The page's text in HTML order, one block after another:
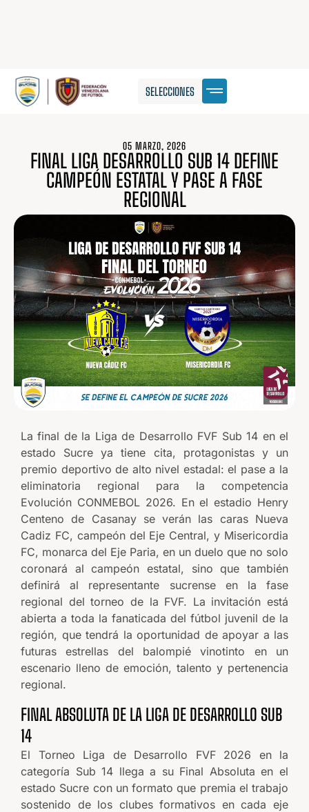
SELECCIONES
05 MARZO, 2026
FINAL LIGA DESARROLLO SUB 14 DEFINE
CAMPEÓN ESTATAL Y PASE A FASE
REGIONAL
La final de la Liga de Desarrollo FVF Sub 14 en el
estado Sucre ya tiene cita, protagonistas y un
premio deportivo de alto nivel estadal: el pase a la
eliminatoria regional para la competencia
Evolución CONMEBOL 2026. En el estadio Henry
Centeno de Casanay se verán las caras Nueva
Cadiz FC, campeón del Eje Central, y Misericordia
FC, monarca del Eje Paria, en un duelo que no solo
coronará al campeón estatal, sino que también
definirá al representante sucrense en la fase
regional del torneo de la FVF. La invitación está
abierta a toda la fanaticada del fútbol juvenil de la
región, que tendrá la oportunidad de apoyar a las
futuras estrellas del balompié vinotinto en un
escenario lleno de emoción, talento y pertenencia
regional.
FINAL ABSOLUTA DE LA LIGA DE DESARROLLO SUB
14
El Torneo Liga de Desarrollo FVF 2026 en la
categoría Sub 14 llega a su Final Absoluta en el
estado Sucre con un formato que premia el trabajo
sostenido de los clubes formativos en cada eje